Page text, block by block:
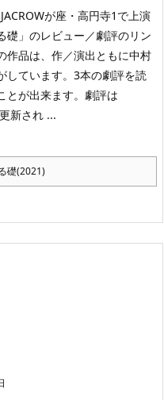
が座・高円寺1で上演
礎」のレビュー／劇評のリン
作品は、作／演出ともに中村
しています。3本の劇評を読
とが出来ます。劇評は
新され ...
礎(2021)